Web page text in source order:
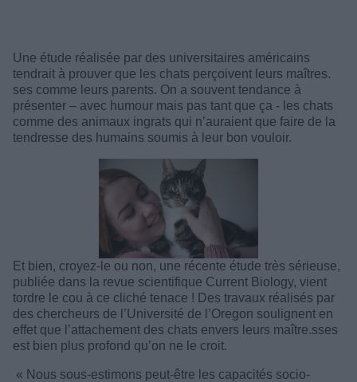
Une étude réalisée par des universitaires américains
tendrait à prouver que les chats perçoivent leurs maîtres.
ses comme leurs parents. On a souvent tendance à
présenter – avec humour mais pas tant que ça - les chats
comme des animaux ingrats qui n’auraient que faire de la
tendresse des humains soumis à leur bon vouloir.
Et bien, croyez-le ou non, une récente étude très sérieuse,
publiée dans la revue scientifique Current Biology, vient
tordre le cou à ce cliché tenace ! Des travaux réalisés par
des chercheurs de l’Université de l’Oregon soulignent en
effet que l’attachement des chats envers leurs maître.sses
est bien plus profond qu’on ne le croit.
« Nous sous-estimons peut-être les capacités socio-